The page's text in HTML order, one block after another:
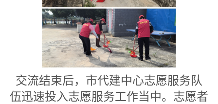
交流结束后，市代建中心志愿服务队
伍迅速投入志愿服务工作当中。志愿者